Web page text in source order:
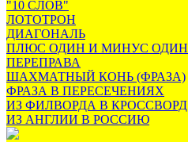
"10 СЛОВ"
ЛОТОТРОН
ДИАГОНАЛЬ
ПЛЮС ОДИН И МИНУС ОДИН
ПЕРЕПРАВА
ШАХМАТНЫЙ КОНЬ (ФРАЗА)
ФРАЗА В ПЕРЕСЕЧЕНИЯХ
ИЗ ФИЛВОРДА В КРОССВОРД
ИЗ АНГЛИИ В РОССИЮ